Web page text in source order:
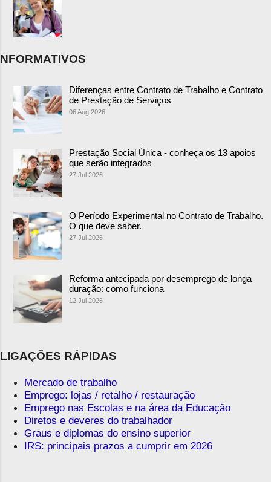
NFORMATIVOS
Diferenças entre Contrato de Trabalho e Contrato
de Prestação de Serviços
06 Aug 2026
Prestação Social Única - conheça os 13 apoios
que serão integrados
27 Jul 2026
O Período Experimental no Contrato de Trabalho.
O que deve saber.
27 Jul 2026
Reforma antecipada por desemprego de longa
duração: como funciona
12 Jul 2026
LIGAÇÕES RÁPIDAS
Mercado de trabalho
Emprego: lojas / retalho / restauração
Emprego nas Escolas e na área da Educação
Diretos e deveres do trabalhador
Graus e diplomas do ensino superior
IRS: principais prazos a cumprir em 2026